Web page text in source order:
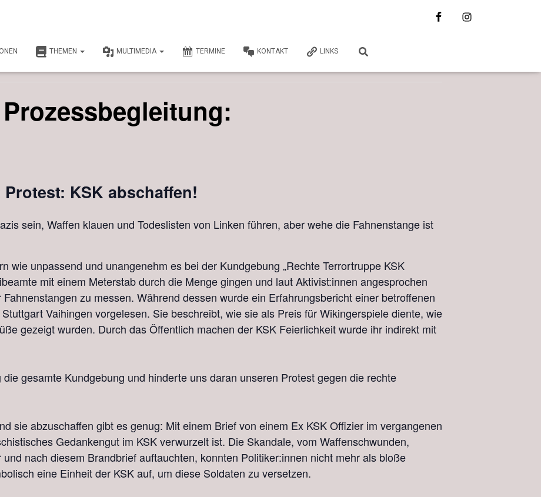
THEMEN MULTIMEDIA TERMINE KONTAKT LINKS
KSK abschaffen!
sein, Waffen klauen und Todeslisten von Linken führen, aber wehe die Fahnenstange ist
wie unpassend und unangenehm es bei der Kundgebung „Rechte Terrortruppe KSK
mit einem Meterstab durch die Menge gingen und laut Aktivist:innen angesprochen
zu messen. Während dessen wurde ein Erfahrungsbericht einer betroffenen
Vaihingen vorgelesen. Sie beschreibt, wie sie als Preis für Wikingerspiele diente, wie
gezeigt wurden. Durch das Öffentlich machen der KSK Feierlichkeit wurde ihr indirekt mit
gesamte Kundgebung und hinderte uns daran unseren Protest gegen die rechte
sie abzuschaffen gibt es genug: Mit einem Brief von einem Ex KSK Offizier im vergangenen
Gedankengut im KSK verwurzelt ist. Die Skandale, vom Waffenschwunden,
nach diesem Brandbrief auftauchten, konnten Politiker:innen nicht mehr als bloße
eine Einheit der KSK auf, um diese Soldaten zu versetzen.